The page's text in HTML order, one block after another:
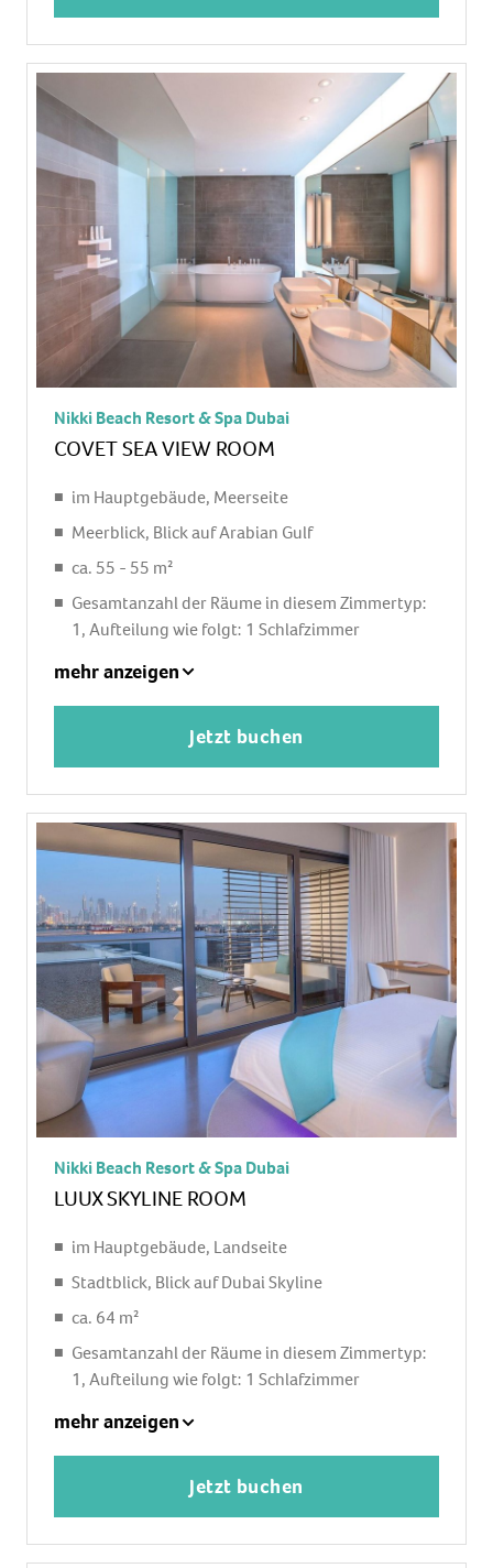
Kaffee-/Teezubereiter
Minibar: gegen Gebühr, Softdrinks: gegen
Gebühr, Wasser: ohne Gebühr, alkoholische
Getränke: gegen Gebühr, Snacks: gegen Gebühr,
Minibarauffüllung: täglich 24 Stunden
Telefon, Internet: WLAN/WiFi: ohne Gebühr,
Fernseher: Flatscreen, im Schlafzimmer,
deutsches Programm, Radio
Roomservice: täglich 24 Stunden, gegen Gebühr,
Reinigungsservice: täglich, ohne Gebühr
Dusche, Regendusche, Badewanne, WC,
Bademantel: ohne Gebühr, Slipper: ohne Gebühr,
Balkon: mit Sitzgelegenheit
Nikki Beach Resort & Spa Dubai
COVET SEA VIEW ROOM
im Hauptgebäude, Meerseite
Meerblick, Blick auf Arabian Gulf
ca. 55 - 55 m²
Gesamtanzahl der Räume in diesem Zimmertyp:
1, Aufteilung wie folgt: 1 Schlafzimmer
Safe: ohne Gebühr
Kaffee-/Teezubereiter
Minibar: gegen Gebühr, Softdrinks: gegen
Gebühr, Wasser: ohne Gebühr, alkoholische
Getränke: gegen Gebühr, Snacks: gegen Gebühr,
Minibarauffüllung: täglich
Telefon, Internet: WLAN/WiFi: ohne Gebühr,
Fernseher: Flatscreen, im Schlafzimmer,
deutsches Programm, Radio
Roomservice: täglich 24 Stunden, gegen Gebühr,
Reinigungsservice: täglich, ohne Gebühr
separate Dusche, Regendusche, Badewanne, WC,
Bademantel: ohne Gebühr, Slipper: ohne Gebühr,
Balkon: mit Sitzgelegenheit
mehr anzeigen
Jetzt buchen
Nikki Beach Resort & Spa Dubai
LUUX SKYLINE ROOM
im Hauptgebäude, Landseite
Stadtblick, Blick auf Dubai Skyline
ca. 64 m²
Gesamtanzahl der Räume in diesem Zimmertyp:
1, Aufteilung wie folgt: 1 Schlafzimmer
Safe: ohne Gebühr
Bügeleisen, Bügelbrett
Kaffee-/Teezubereiter
mehr anzeigen
Jetzt buchen